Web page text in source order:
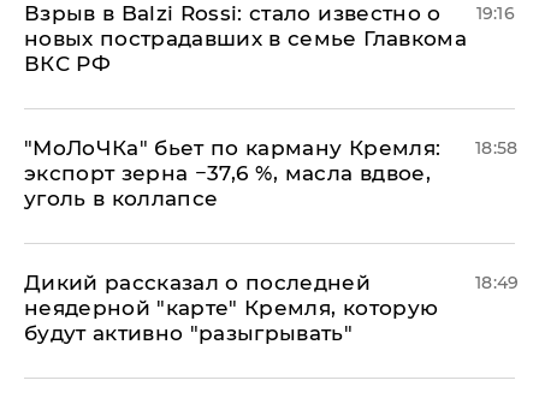
Взрыв в Balzi Rossi: стало известно о
новых пострадавших в семье Главкома
ВКС РФ
19:16
​"МоЛоЧКа" бьет по карману Кремля:
экспорт зерна −37,6 %, масла вдвое,
уголь в коллапсе
18:58
Дикий рассказал о последней
неядерной "карте" Кремля, которую
будут активно "разыгрывать"
18:49